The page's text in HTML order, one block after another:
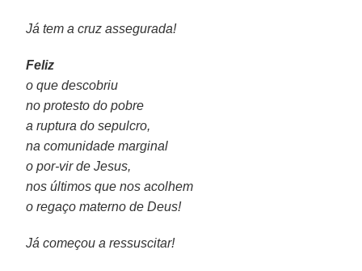
Já tem a cruz assegurada!
Feliz
o que descobriu
no protesto do pobre
a ruptura do sepulcro,
na comunidade marginal
o por-vir de Jesus,
nos últimos que nos acolhem
o regaço materno de Deus!
Já começou a ressuscitar!